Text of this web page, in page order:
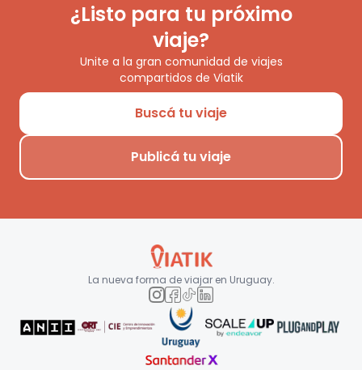
¿Listo para tu próximo
viaje?
Unite a la gran comunidad de viajes
compartidos de Viatik
Buscá tu viaje
Publicá tu viaje
La nueva forma de viajar en Uruguay.